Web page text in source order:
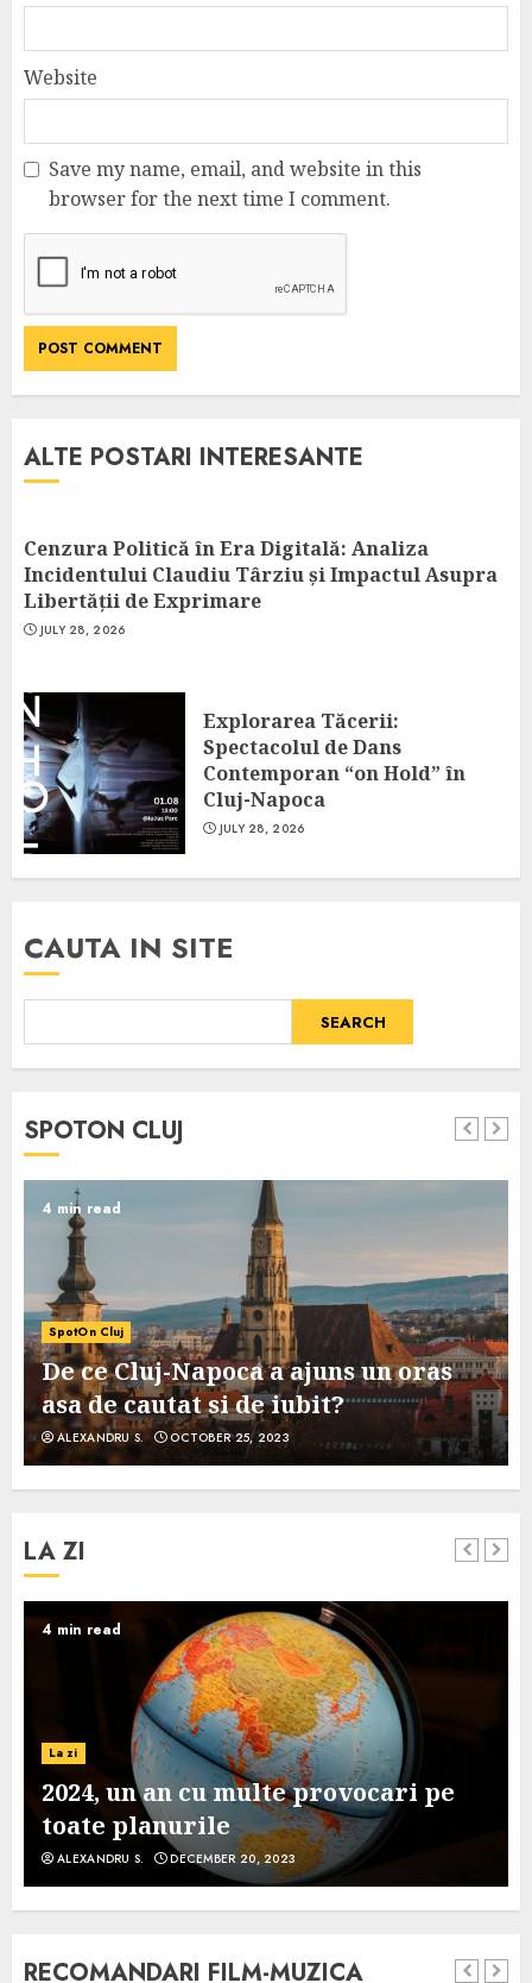
Website
Save my name, email, and website in this
browser for the next time I comment.
ALTE POSTARI INTERESANTE
Cenzura Politică în Era Digitală: Analiza
Incidentului Claudiu Târziu și Impactul Asupra
Libertății de Exprimare
JULY 28, 2026
Explorarea Tăcerii:
Spectacolul de Dans
Contemporan “on Hold” în
Cluj-Napoca
JULY 28, 2026
CAUTA IN SITE
SEARCH
SPOTON CLUJ
4 min read
SpotOn Cluj
De ce Cluj-Napoca a ajuns un oras
asa de cautat si de iubit?
ALEXANDRU S. OCTOBER 25, 2023
LA ZI
4 min read
La zi
2024, un an cu multe provocari pe
toate planurile
ALEXANDRU S. DECEMBER 20, 2023
RECOMANDARI FILM-MUZICA